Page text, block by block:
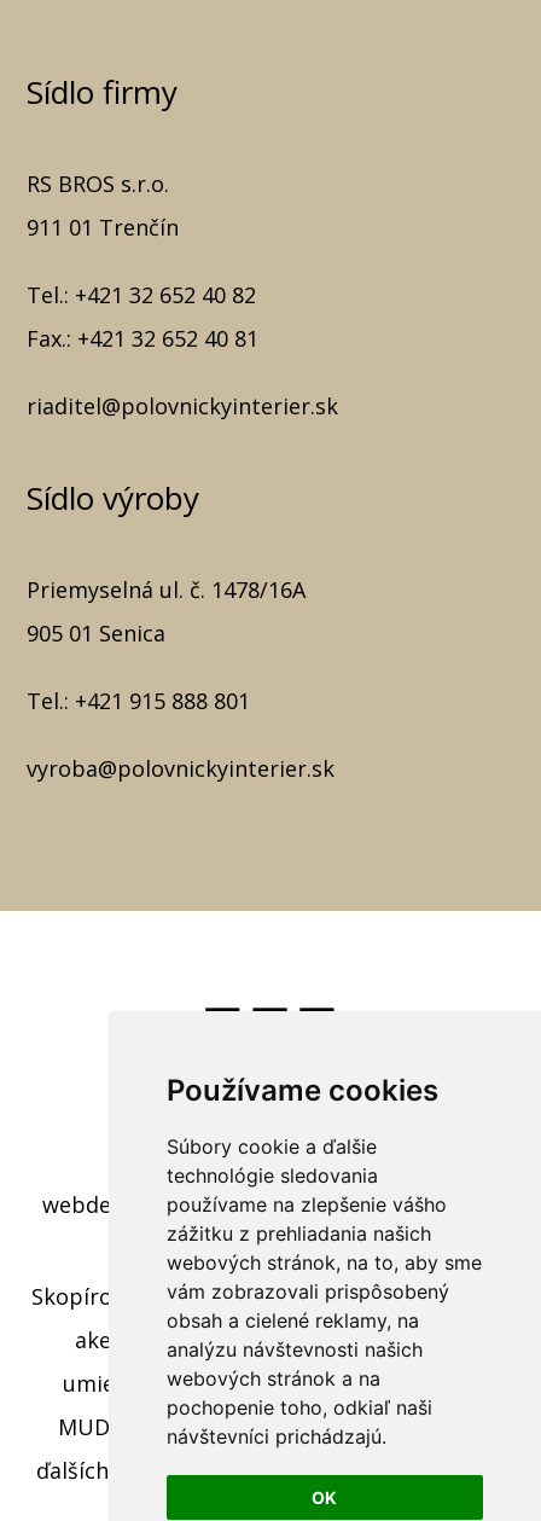
Používame cookies
Súbory cookie a ďalšie
technológie sledovania
používame na zlepšenie vášho
zážitku z prehliadania našich
webových stránok, na to, aby sme
vám zobrazovali prispôsobený
obsah a cielené reklamy, na
analýzu návštevnosti našich
webových stránok a na
pochopenie toho, odkiaľ naši
návštevníci prichádzajú.
OK
Sídlo firmy
RS BROS s.r.o.
911 01 Trenčín
Tel.: +421 32 652 40 82
Fax.: +421 32 652 40 81
riaditel@polovnickyinterier.sk
Sídlo výroby
Priemyselná ul. č. 1478/16A
905 01 Senica
Tel.: +421 915 888 801
vyroba@polovnickyinterier.sk
c) 2022 - Polovnícky interier
webdesign: Tomáš Levčíkpre RS BROS s.r.o.
Skopírovaním textu, časti textu alebo fotiek z
akejkoľvek stránky tohto webu a jeho
umiestnením na iný web porušíte práva
MUDr. Romana Sokola, MPH ako aj práva
ďalších osôb zúčastnených na tvorbe obsahu
pre tento web.